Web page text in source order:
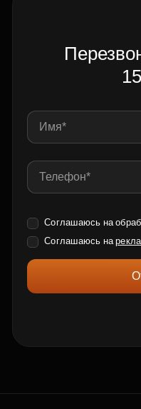
Соглашаюсь на
Соглашаюсь на